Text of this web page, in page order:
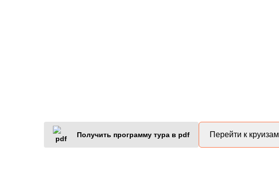
Получить программу тура в pdf Перейти к круизам